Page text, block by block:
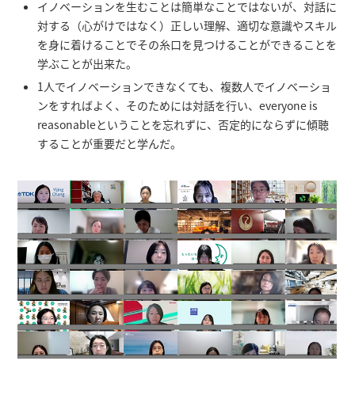
イノベーションを生むことは簡単なことではないが、対話に
対する（心がけではなく）正しい理解、適切な意識やスキル
を身に着けることでその糸口を見つけることができることを
学ぶことが出来た。
1人でイノベーションできなくても、複数人でイノベーショ
ンをすればよく、そのためには対話を行い、everyone is
reasonableということを忘れずに、否定的にならずに傾聴
することが重要だと学んだ。